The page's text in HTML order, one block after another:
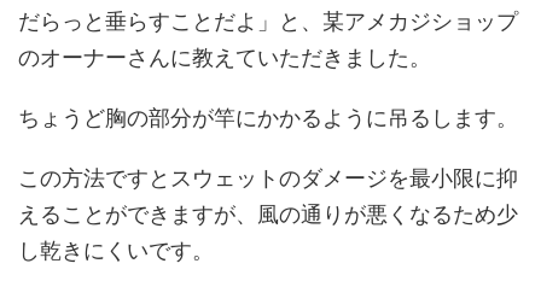
だらっと垂らすことだよ」と、某アメカジショップ
のオーナーさんに教えていただきました。
ちょうど胸の部分が竿にかかるように吊るします。
この方法ですとスウェットのダメージを最小限に抑
えることができますが、風の通りが悪くなるため少
し乾きにくいです。